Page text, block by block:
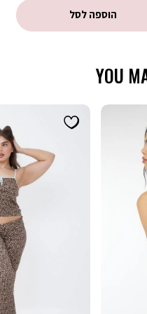
קופון אינה חלה על דמי
הוספה לסל
YOU